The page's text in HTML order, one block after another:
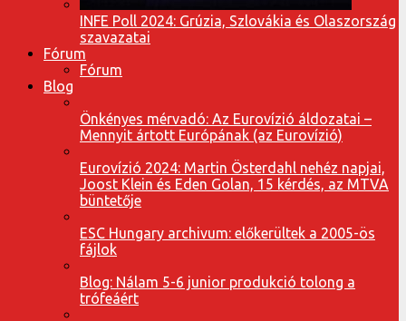
INFE Poll 2024: Grúzia, Szlovákia és Olaszország
szavazatai
Fórum
Fórum
Blog
Önkényes mérvadó: Az Eurovízió áldozatai –
Mennyit ártott Európának (az Eurovízió)
Eurovízió 2024: Martin Österdahl nehéz napjai,
Joost Klein és Eden Golan, 15 kérdés, az MTVA
büntetője
ESC Hungary archivum: előkerültek a 2005-ös
fájlok
Blog: Nálam 5-6 junior produkció tolong a
trófeáért